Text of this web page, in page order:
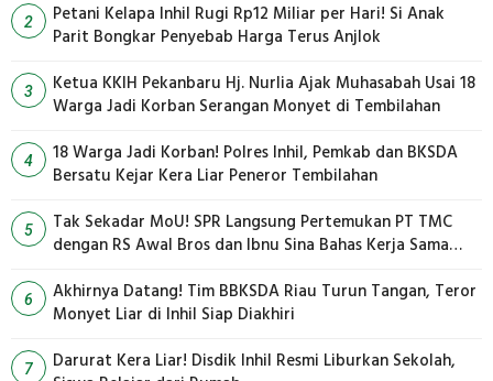
2
Petani Kelapa Inhil Rugi Rp12 Miliar per Hari! Si Anak
Parit Bongkar Penyebab Harga Terus Anjlok
3
Ketua KKIH Pekanbaru Hj. Nurlia Ajak Muhasabah Usai 18
Warga Jadi Korban Serangan Monyet di Tembilahan
4
18 Warga Jadi Korban! Polres Inhil, Pemkab dan BKSDA
Bersatu Kejar Kera Liar Peneror Tembilahan
5
Tak Sekadar MoU! SPR Langsung Pertemukan PT TMC
dengan RS Awal Bros dan Ibnu Sina Bahas Kerja Sama
6
Akhirnya Datang! Tim BBKSDA Riau Turun Tangan, Teror
Monyet Liar di Inhil Siap Diakhiri
7
Darurat Kera Liar! Disdik Inhil Resmi Liburkan Sekolah,